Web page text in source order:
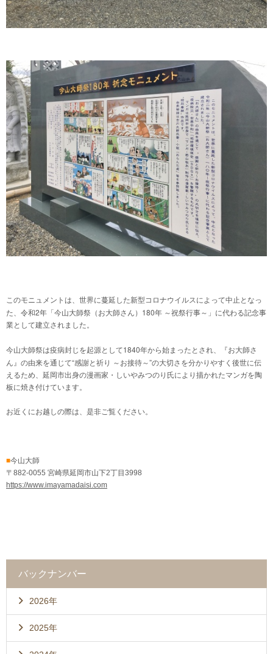
このモニュメントは、世界に蔓延した新型コロナウイルスによって中止となっ
た、令和2年「今山大師祭（お大師さん） 180年 ～祝祭行事～」に代わる記念事
業として建立されました。
今山大師祭は疫病封じを起源として1840年から始まったとされ、『お大師さ
ん』の由来を通じて“感謝と祈り ～お接待～”の大切さを分かりやすく後世に伝
えるため、延岡市出身の漫画家・しいやみつのり氏により描かれたマンガを陶
板に焼き付けています。
お近くにお越しの際は、是非ご覧ください。
■今山大師
〒882-0055 宮崎県延岡市山下2丁目3998
https://www.imayamadaisi.com
バックナンバー
2026年
2025年